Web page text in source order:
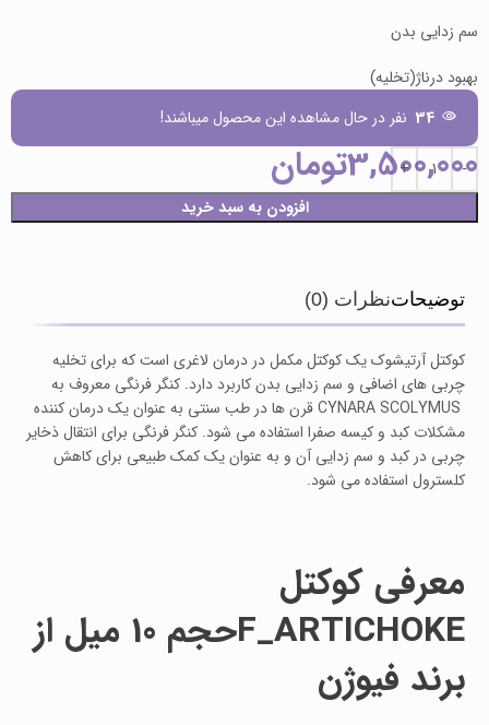
سم زدایی بدن
بهبود درناژ(تخلیه)
34 نفر در حال مشاهده این محصول میباشند!
3,500,000تومان
افزودن به سبد خرید
توضیحاتنظرات (0)
کوکتل آرتیشوک یک کوکتل مکمل در درمان لاغری است که برای تخلیه
چربی های اضافی و سم زدایی بدن کاربرد دارد. کنگر فرنگی معروف به
CYNARA SCOLYMUS قرن ها در طب سنتی به عنوان یک درمان کننده
مشکلات کبد و کیسه صفرا استفاده می شود. کنگر فرنگی برای انتقال ذخایر
چربی در کبد و سم زدایی آن و به عنوان یک کمک طبیعی برای کاهش
کلسترول استفاده می شود.
معرفی کوکتل
F_ARTICHOKEحجم 10 میل از
برند فیوژن